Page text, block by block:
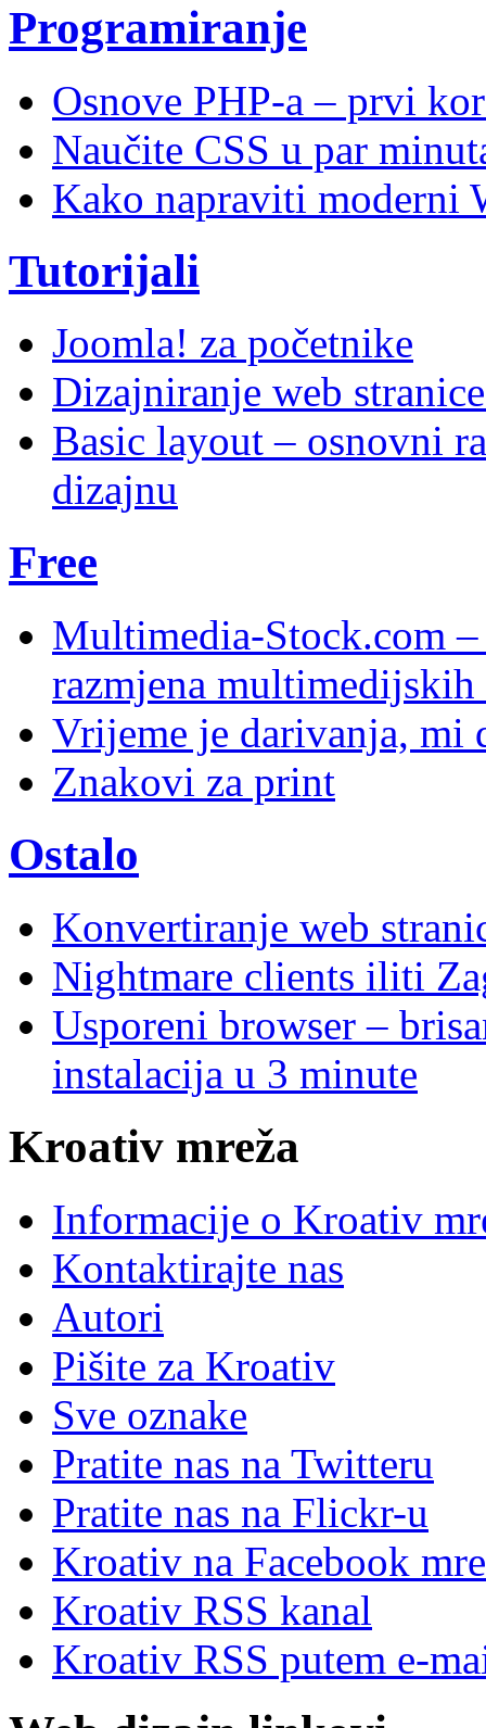
Programiranje
Osnove PHP-a – prvi
Naučite CSS u par
Kako napraviti moderni
Tutorijali
Joomla! za početnike
Dizajniranje web
Basic layout – osnovni
dizajnu
Free
Multimedia-Stock.com –
razmjena multimedijskih
Vrijeme je darivanja, mi
Znakovi za print
Ostalo
Konvertiranje web
Nightmare clients iliti
Usporeni browser –
instalacija u 3 minute
Kroativ mreža
Informacije o Kroativ
Kontaktirajte nas
Autori
Pišite za Kroativ
Sve oznake
Pratite nas na Twitteru
Pratite nas na Flickr-u
Kroativ na Facebook
Kroativ RSS kanal
Kroativ RSS putem e-